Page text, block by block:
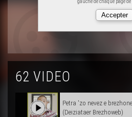
62 VIDEO
Petra 'zo nevez e
(Deiziataer Brezhoweb)